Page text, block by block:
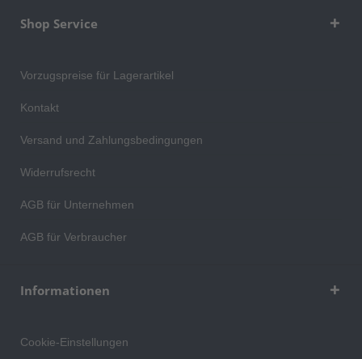
Shop Service
Vorzugspreise für Lagerartikel
Kontakt
Versand und Zahlungsbedingungen
Widerrufsrecht
AGB für Unternehmen
AGB für Verbraucher
Informationen
Cookie-Einstellungen